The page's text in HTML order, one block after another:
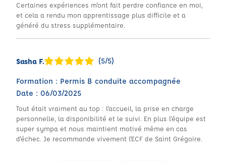
Certaines expériences m'ont fait perdre confiance en moi,
et cela a rendu mon apprentissage plus difficile et a
généré du stress supplémentaire.
Sasha F. (5/5)
Formation : Permis B conduite accompagnée
Date : 06/03/2025
Tout était vraiment au top : l'accueil, la prise en charge
personnelle, la disponibilité et le suivi. En plus l'équipe est
super sympa et nous maintient motivé même en cas
d'échec. Je recommande vivement l'ECF de Saint Grégoire.